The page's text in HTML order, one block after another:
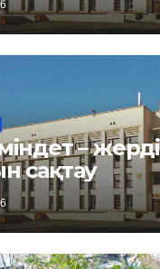
– жердің
сақтау